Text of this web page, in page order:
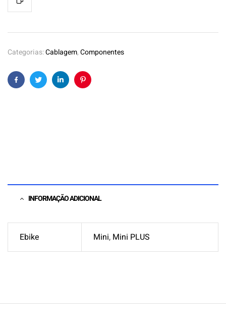
Categorias:Cablagem,Componentes
FacebookTwitterLinkedinPinterest
INFORMAÇÃO ADICIONAL
Ebike Mini, Mini PLUS